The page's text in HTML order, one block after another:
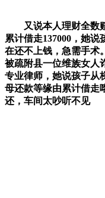
又说本人理财全数赔
累计借走137000，她
在还不上钱，急需手术
被疏附县一位维族女人
专业律师，她说孩子从
母还款等缘由累计借走
还，车间太吵听不见